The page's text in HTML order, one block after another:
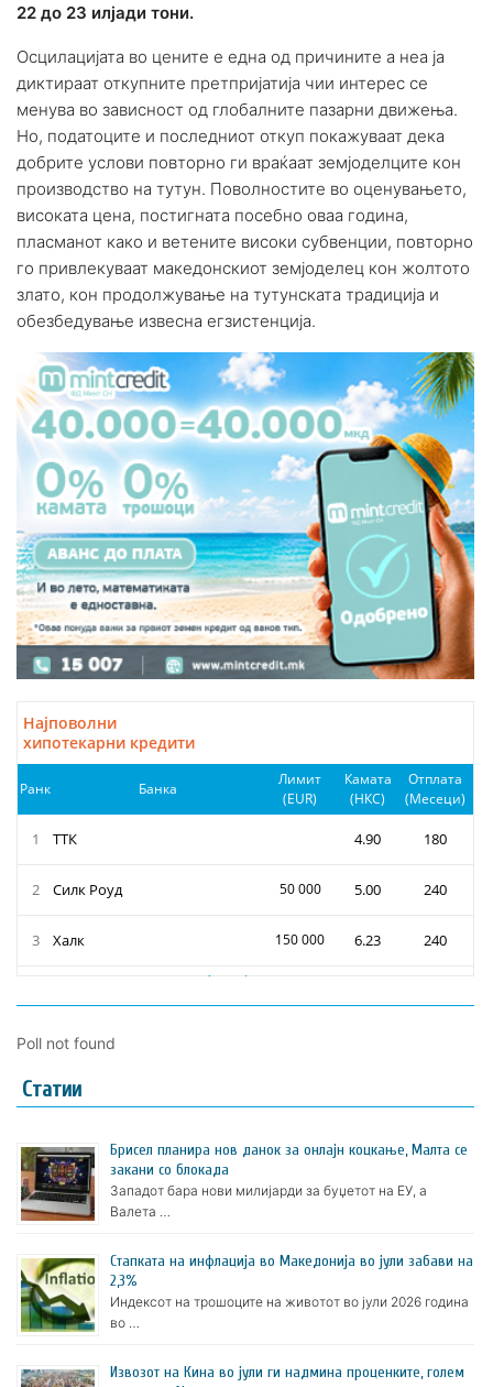
22 до 23 илјади тони.
Осцилацијата во цените е една од причините а неа ја
диктираат откупните претпријатија чии интерес се
менува во зависност од глобалните пазарни движења.
Но, податоците и последниот откуп покажуваат дека
добрите услови повторно ги враќаат земјоделците кон
производство на тутун. Поволностите во оценувањето,
високата цена, постигната посебно оваа година,
пласманот како и ветените високи субвенции, повторно
го привлекуваат македонскиот земјоделец кон жолтото
злато, кон продолжување на тутунската традиција и
обезбедување извесна егзистенција.
Poll not found
Статии
Брисел планира нов данок за онлајн коцкање, Малта се
закани со блокада
Западот бара нови милијарди за буџетот на ЕУ, а
Валета …
Стапката на инфлација во Македонија во јули забави на
2,3%
Индексот на трошоците на животот во јули 2026 година
во …
Извозот на Кина во јули ги надмина проценките, голем